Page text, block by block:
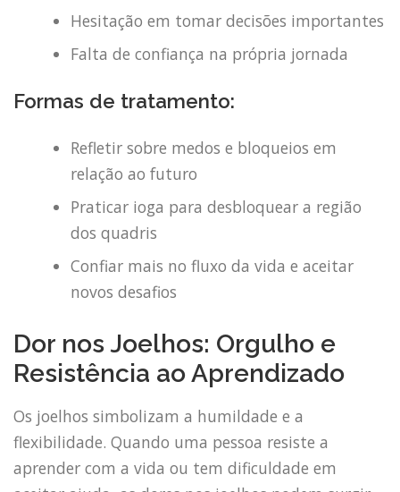
Hesitação em tomar decisões importantes
Falta de confiança na própria jornada
Formas de tratamento:
Refletir sobre medos e bloqueios em
relação ao futuro
Praticar ioga para desbloquear a região
dos quadris
Confiar mais no fluxo da vida e aceitar
novos desafios
Dor nos Joelhos: Orgulho e
Resistência ao Aprendizado
Os joelhos simbolizam a humildade e a
flexibilidade. Quando uma pessoa resiste a
aprender com a vida ou tem dificuldade em